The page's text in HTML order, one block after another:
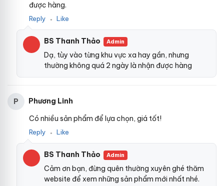
được hàng.
Reply ● Like
BS Thanh Thảo Admin
Dạ, tùy vào từng khu vực xa hay gần, nhưng
thường không quá 2 ngày là nhận được hàng
P
Phương Linh
Có nhiều sản phẩm để lựa chọn, giá tốt!
Reply ● Like
BS Thanh Thảo Admin
Cảm ơn bạn, đừng quên thường xuyên ghé thăm
website để xem những sản phẩm mới nhất nhé.